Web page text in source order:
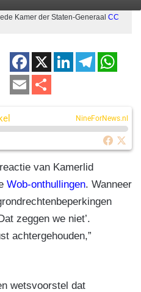
Kamer der Staten-Generaal CC
F
a
c
e
o
o
k
X
Li
e
n
T
gr
a
s
A
p
E
aile
NineForNews.nl
van Kamerlid
Wob-onthullingen. Wanneer
zeggen we niet’.
achtergehouden,”
wetsvoorstel dat